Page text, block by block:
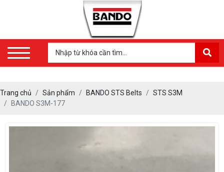
Trang chủ Sản phẩm BANDO STS Belts
STS S3M
BANDO S3M-177